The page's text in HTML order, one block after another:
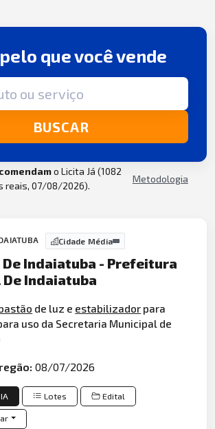
que você vende
BUSCAR
o Licita Já (1082
reais, 07/08/2026).
Metodologia
Cidade Média
Indaiatuba - Prefeitura
Indaiatuba
de luz e estabilizador para
uso da Secretaria Municipal de
08/07/2026
Lotes Edital